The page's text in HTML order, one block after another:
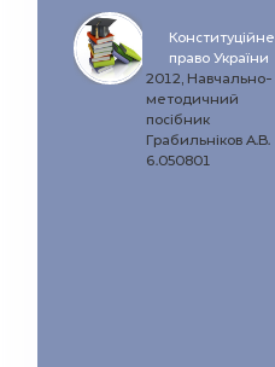
Конституційне
право України
2012, Навчально-
методичний
посібник
Грабильніков А.В.
6.050801